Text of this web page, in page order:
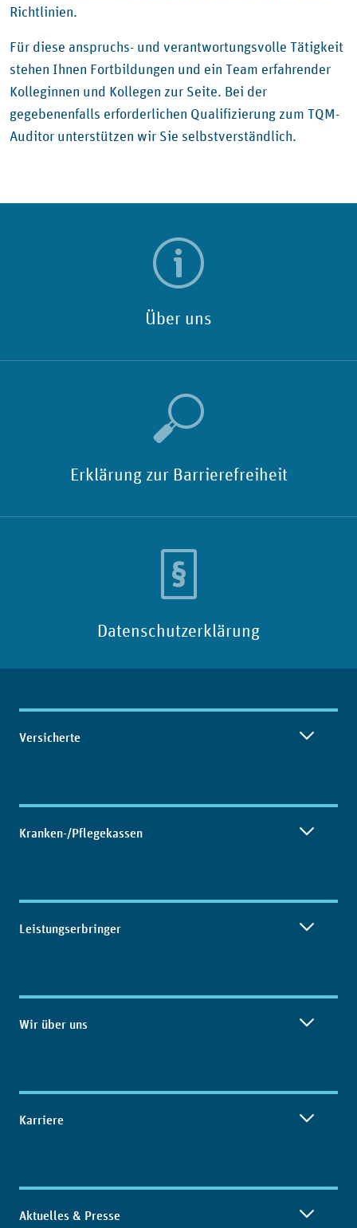
Richtlinien.
Für diese anspruchs- und verantwortungsvolle Tätigkeit
stehen Ihnen Fortbildungen und ein Team erfahrender
Kolleginnen und Kollegen zur Seite. Bei der
gegebenenfalls erforderlichen Qualifizierung zum TQM-
Auditor unterstützen wir Sie selbstverständlich.
Über uns
Erklärung zur Barrierefreiheit
Datenschutzerklärung
Inhaltsübersicht
Versicherte
Kranken-/Pflegekassen
Leistungserbringer
Wir über uns
Karriere
Aktuelles & Presse